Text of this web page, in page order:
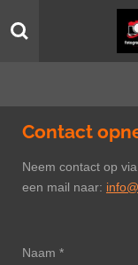
direct
Contact
Neem contact op
een mail naar:
Naam *